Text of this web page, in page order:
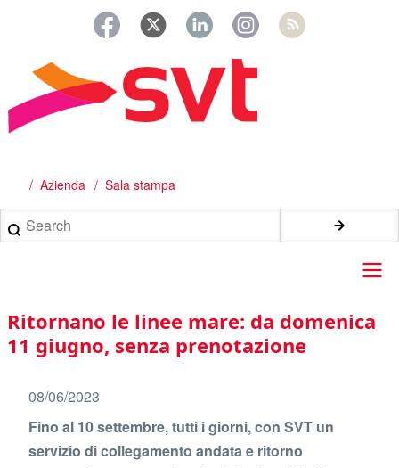
principale
Briciole
di
pane
Azienda Sala stampa
Search
Main
navigation
Ritornano le linee mare: da domenica
11 giugno, senza prenotazione
08/06/2023
Fino al 10 settembre, tutti i giorni, con SVT un
servizio di collegamento andata e ritorno